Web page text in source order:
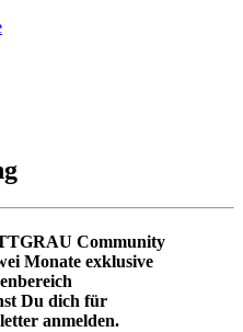
Community
Monate exklusive
Du dich für
anmelden.